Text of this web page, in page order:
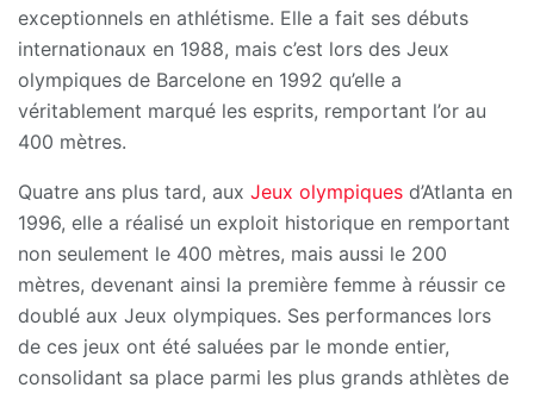
exceptionnels en athlétisme. Elle a fait ses débuts
internationaux en 1988, mais c’est lors des Jeux
olympiques de Barcelone en 1992 qu’elle a
véritablement marqué les esprits, remportant l’or au
400 mètres.
Quatre ans plus tard, aux Jeux olympiques d’Atlanta en
1996, elle a réalisé un exploit historique en remportant
non seulement le 400 mètres, mais aussi le 200
mètres, devenant ainsi la première femme à réussir ce
doublé aux Jeux olympiques. Ses performances lors
de ces jeux ont été saluées par le monde entier,
consolidant sa place parmi les plus grands athlètes de